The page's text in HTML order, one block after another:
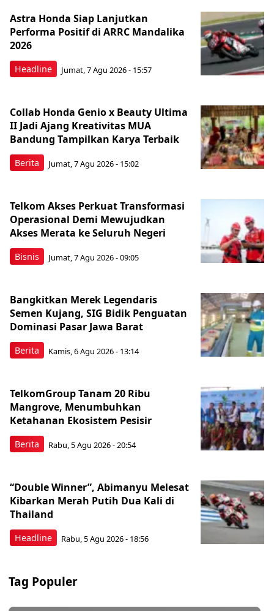
Headline
Astra Honda Siap Lanjutkan
Performa Positif di ARRC Mandalika
2026
Jumat, 7 Agu 2026 - 15:57
Berita
Collab Honda Genio x Beauty Ultima
II Jadi Ajang Kreativitas MUA
Bandung Tampilkan Karya Terbaik
Jumat, 7 Agu 2026 - 15:02
Bisnis
Telkom Akses Perkuat Transformasi
Operasional Demi Mewujudkan
Akses Merata ke Seluruh Negeri
Jumat, 7 Agu 2026 - 09:05
Berita
Bangkitkan Merek Legendaris
Semen Kujang, SIG Bidik Penguatan
Dominasi Pasar Jawa Barat
Kamis, 6 Agu 2026 - 13:14
Berita
TelkomGroup Tanam 20 Ribu
Mangrove, Menumbuhkan
Ketahanan Ekosistem Pesisir
Rabu, 5 Agu 2026 - 20:54
Headline
“Double Winner”, Abimanyu Melesat
Kibarkan Merah Putih Dua Kali di
Thailand
Rabu, 5 Agu 2026 - 18:56
Tag Populer